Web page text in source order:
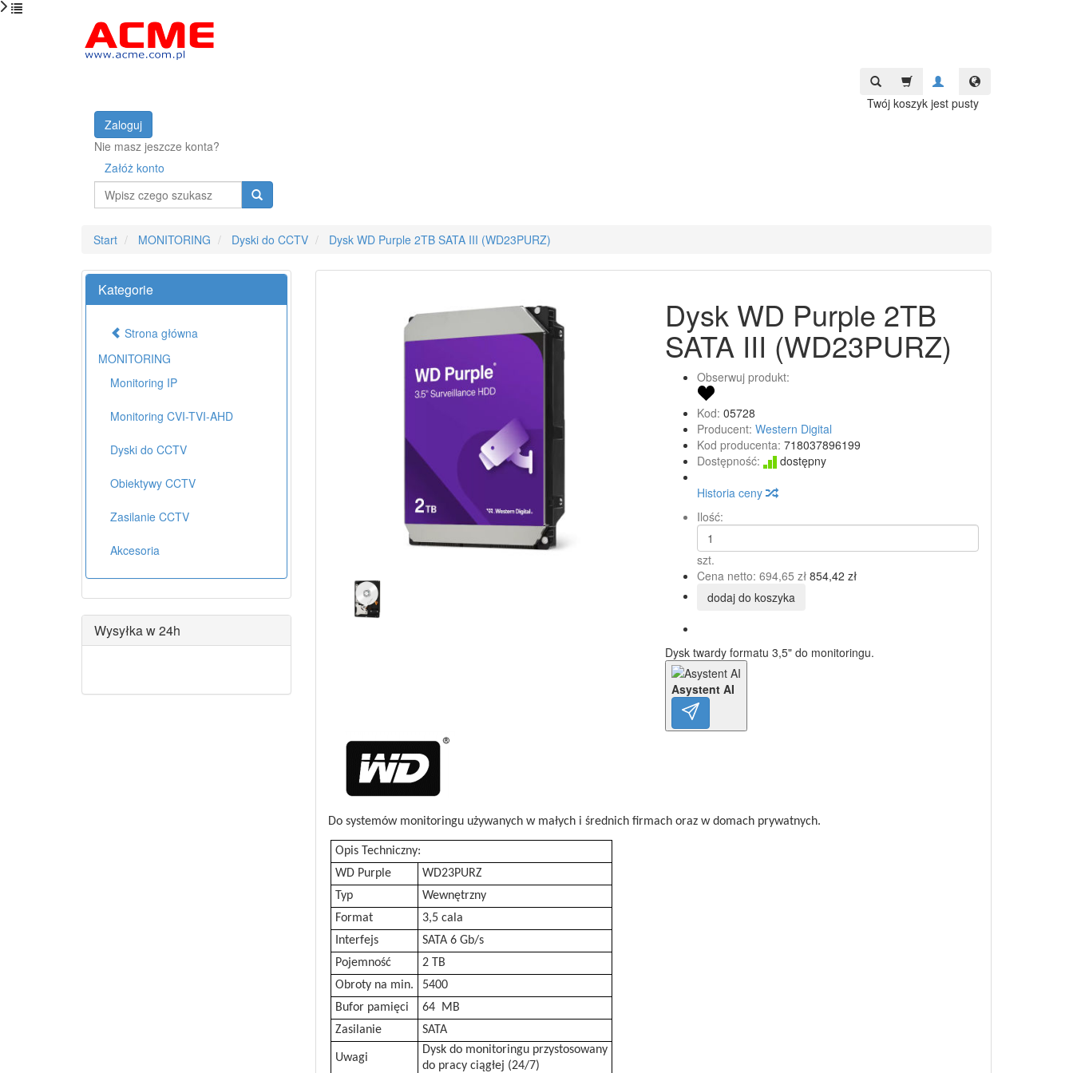
Twój koszyk jest pusty
Zaloguj
Nie masz jeszcze konta?
Załóż konto
Wyszukaj
Start MONITORING Dyski do CCTV Dysk WD Purple 2TB SATA III (WD23PURZ)
Dysk WD Purple 2TB
SATA III (WD23PURZ)
Obserwuj produkt:
Kod: 05728
Producent: Western Digital
Kod producenta: 718037896199
Dostępność:
dostępny
Historia ceny
Ilość:
szt.
Cena netto:694,65 zł 854,42 zł
dodaj do koszyka
Dysk twardy formatu 3,5" do monitoringu.
Asystent AI
Do systemów monitoringu używanych w małych i średnich firmach oraz w domach prywatnych.
Opis Techniczny:
WD Purple
WD23PURZ
Typ
Wewnętrzny
Format
3,5 cala
Interfejs
SATA 6 Gb/s
Pojemność
2 TB
Obroty na min.
5400
Bufor pamięci
64 MB
Zasilanie
SATA
Uwagi
Dysk do monitoringu przystosowany
do pracy ciągłej (24/7)
Kategorie
Strona główna
MONITORING
Monitoring IP
Monitoring CVI-TVI-AHD
Dyski do CCTV
Obiektywy CCTV
Zasilanie CCTV
Akcesoria
Wysyłka w 24h